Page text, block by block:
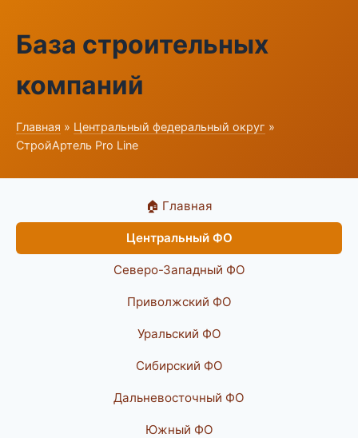
База строительных
компаний
Главная » Центральный федеральный округ »
СтройАртель Pro Line
🏠 Главная
Центральный ФО
Северо-Западный ФО
Приволжский ФО
Уральский ФО
Сибирский ФО
Дальневосточный ФО
Южный ФО